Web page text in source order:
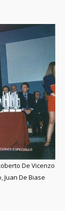
De Vicenzo
Juan De Biase